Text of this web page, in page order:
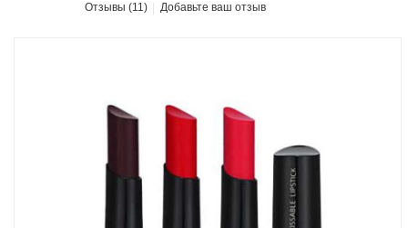
Отзывы (11) Добавьте ваш отзыв